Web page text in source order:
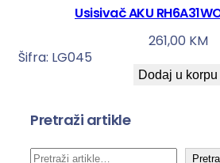
Usisivač AKU
261,00 KM
Šifra: LG045
Dodaj u korpu
Pretraži artikle
P